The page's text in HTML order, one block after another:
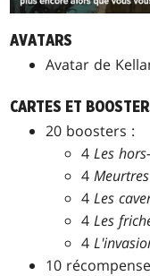
AVATARS
Avatar de
CARTES ET
20 boosters :
4Les
4
4Les
4Les
4
10